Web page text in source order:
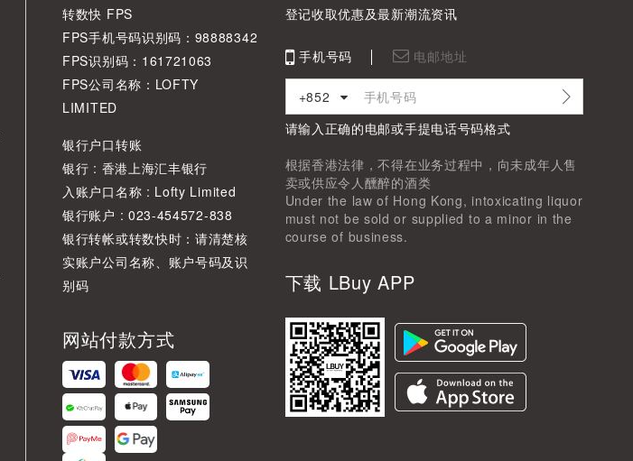
转数快 FPS
FPS手机号码识别码：98888342
FPS识别码：161721063
FPS公司名称：LOFTY
LIMITED
银行户口转账
银行 : 香港上海汇丰银行
入账户口名称 : Lofty Limited
银行账户 : 023-454572-838
银行转帐或转数快时：请清楚核
实账户公司名称、账户号码及识
别码
网站付款方式
登记收取优惠及最新潮流资讯
手机号码 电邮地址
+852
请输入正确的电邮或手提电话号码格式
根据香港法律，不得在业务过程中，向未成年人售
卖或供应令人醺醉的酒类
Under the law of Hong Kong, intoxicating liquor
must not be sold or supplied to a minor in the
course of business.
下载 LBuy APP